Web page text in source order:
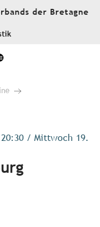
der Bretagne
/ Mittwoch 19.